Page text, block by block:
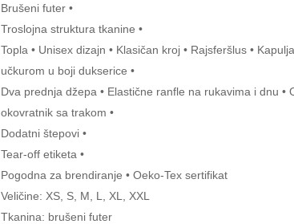
Brušeni futer •
Troslojna struktura tkanine •
Topla • Unisex dizajn • Klasičan kroj • Rajsferšlus •
učkurom u boji dukserice •
Dva prednja džepa • Elastične ranfle na rukavima i dnu •
okovratnik sa trakom •
Dodatni štepovi •
Tear-off etiketa •
Pogodna za brendiranje • Oeko-Tex sertifikat
Veličine: XS, S, M, L, XL, XXL
Tkanina: brušeni futer